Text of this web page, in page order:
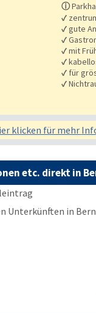
ⓘ
✓
✓gute
✓
✓mit
✓
✓ für
✓
klicken für mehr
etc. direkt in